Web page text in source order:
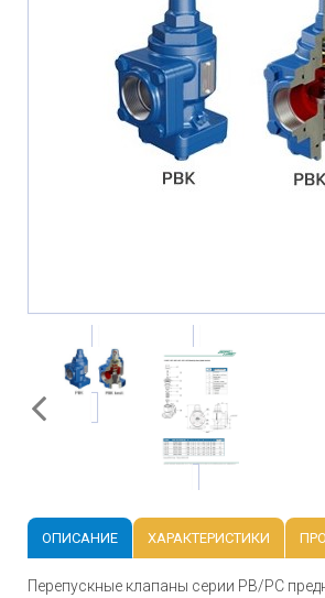
ОПИСАНИЕ ХАРАКТЕРИСТИКИ
Перепускные клапаны серии PB/PC